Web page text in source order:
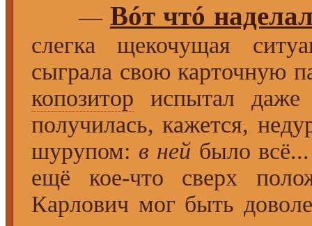
— Вóт чтó
слегка щекочущая
сыграла свою карточную
копозитор испытал
получилась, кажется,
шурупом: в ней было
ещё кое-что сверх
Карлович мог быть